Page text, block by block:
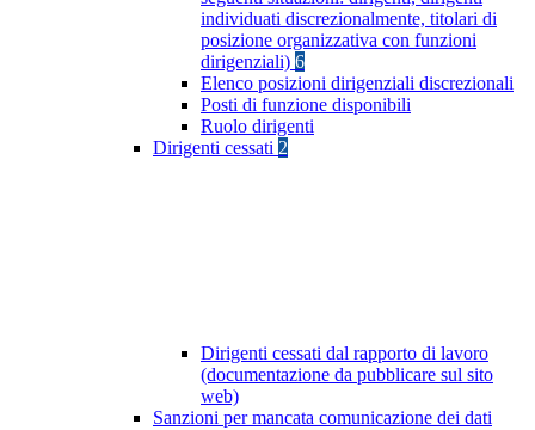
individuati discrezionalmente, titolari di
posizione organizzativa con funzioni
dirigenziali) 6
Elenco posizioni dirigenziali discrezionali
Posti di funzione disponibili
Ruolo dirigenti
Dirigenti cessati 2
Dirigenti cessati dal rapporto di lavoro
(documentazione da pubblicare sul sito
web)
Sanzioni per mancata comunicazione dei dati